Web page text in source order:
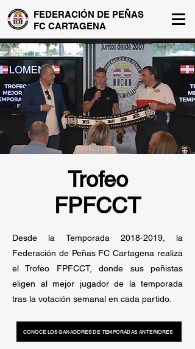
FEDERACIÓN DE PEÑAS
FC CARTAGENA
Trofeo
FPFCCT
Desde la Temporada 2018-2019, la
Federación de Peñas FC Cartagena realiza
el Trofeo FPFCCT, donde sus peñistas
eligen al mejor jugador de la temporada
tras la votación semanal en cada partido.
CONOCE LOS GANADORES DE TEMPORADAS ANTERIORES